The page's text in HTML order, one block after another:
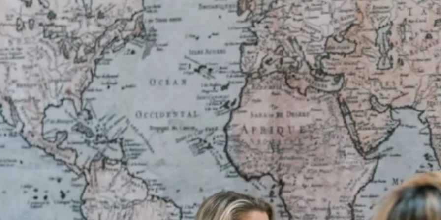
kennis...
op maat
probleem!
zorgzaam en altijd betrokken
ik er plezier en energie uit. Geen dag loopt hetzelfde,
het heerlijk om mensen écht verder te helpen, alles tot in
het hele traject rond is. Dat geeft me voldoening en
zie het glas graag halfvol en dat neem ik ook mee in mijn